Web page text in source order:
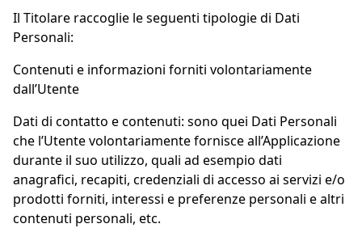
Il Titolare raccoglie le seguenti tipologie di Dati
Personali:
Contenuti e informazioni forniti volontariamente
dall’Utente
Dati di contatto e contenuti: sono quei Dati Personali
che l’Utente volontariamente fornisce all’Applicazione
durante il suo utilizzo, quali ad esempio dati
anagrafici, recapiti, credenziali di accesso ai servizi e/o
prodotti forniti, interessi e preferenze personali e altri
contenuti personali, etc.